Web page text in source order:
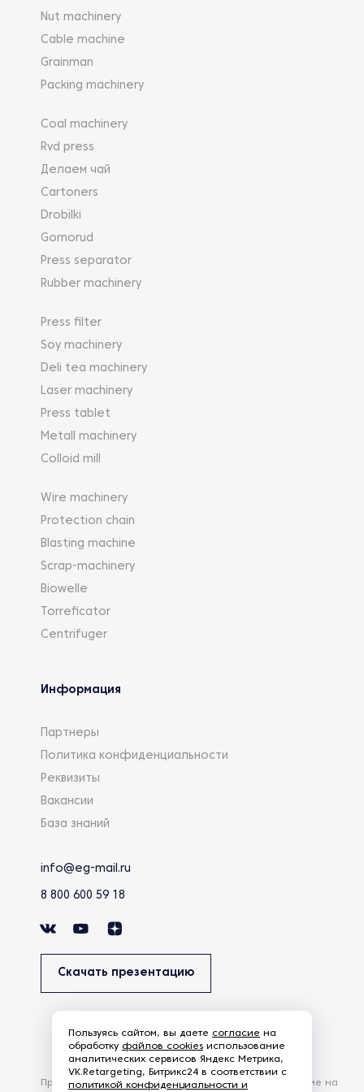
Nut machinery
Cable machine
Grainman
Packing machinery
Coal machinery
Rvd press
Делаем чай
Cartoners
Drobilki
Gornorud
Press separator
Rubber machinery
Press filter
Soy machinery
Deli tea machinery
Laser machinery
Press tablet
Metall machinery
Colloid mill
Wire machinery
Protection chain
Blasting machine
Scrap-machinery
Biowelle
Torreficator
Centrifuger
Информация
Партнеры
Политика конфиденциальности
Реквизиты
Вакансии
База знаний
info@eg-mail.ru
8 800 600 59 18
Скачать презентацию
Продолжая использовать наш сайт, вы даете согласие на
Пользуясь сайтом, вы даете согласие на
обработку файлов cookies использование
аналитических сервисов Яндекс Метрика,
VK.Retargeting, Битрикс24 в соответствии с
политикой конфиденциальности и